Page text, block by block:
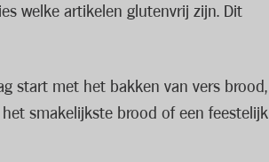
welke artikelen glutenvrij zijn. Dit
start met het bakken van vers brood,
smakelijkste brood of een feestelijk